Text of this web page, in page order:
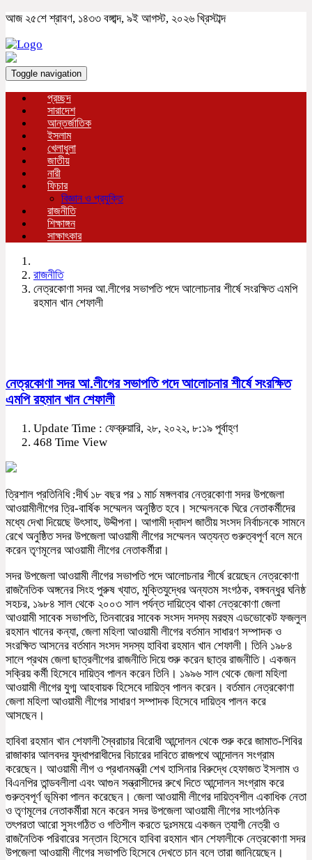
আজ ২৫শে শ্রাবণ, ১৪৩৩ বঙ্গাব্দ, ৯ই আগস্ট, ২০২৬ খ্রিস্টাব্দ
Toggle navigation
প্রচ্ছদ
সারাদেশ
আন্তর্জাতিক
ইসলাম
খেলাধুলা
জাতীয়
নারী
ফিচার
বিজ্ঞান ও প্রযুক্তি
রাজনীতি
শিক্ষাঙ্গন
সাক্ষাৎকার
রাজনীতি
নেত্রকোণা সদর আ.লীগের সভাপতি পদে আলোচনার শীর্ষে সংরক্ষিত এমপি
রহমান খান শেফালী
নেত্রকোণা সদর আ.লীগের সভাপতি পদে আলোচনার শীর্ষে সংরক্ষিত
এমপি রহমান খান শেফালী
Update Time : ফেব্রুয়ারি, ২৮, ২০২২, ৮:১৯ পূর্বাহ্ণ
468 Time View
ত্রিশাল প্রতি‌নি‌ধি :দীর্ঘ ১৮ বছর পর ১ মার্চ মঙ্গলবার নেত্রকোণা সদর উপজেলা
আওয়ামীলীগের ত্রি-বার্ষিক সম্মেলন অনুষ্ঠিত হবে। সম্মেলনকে ঘিরে নেতাকর্মীদের
মধ্যে দেখা দিয়েছে উৎসাহ, উদ্দীপনা। আগামী দ্বাদশ জাতীয় সংসদ নির্বাচনকে সামনে
রেখে অনুষ্ঠিত সদর উপজেলা আওয়ামী লীগের সম্মেলন অত্যন্ত গুরুত্বপূর্ণ বলে মনে
করেন তৃণমূলের আওয়ামী লীগের নেতাকর্মীরা।
সদর উপজেলা আওয়ামী লীগের সভাপতি পদে আলোচনার শীর্ষে রয়েছেন নেত্রকোণা
রাজনৈতিক অঙ্গনের সিংহ পুরুষ খ্যাত, মুক্তিযুদ্ধের অন্যতম সংগঠক, বঙ্গবন্ধুর ঘনিষ্ঠ
সহচর, ১৯৮৪ সাল থেকে ২০০৩ সাল পর্যন্ত দায়িত্বে থাকা নেত্রকোণা জেলা
আওয়ামী সাবেক সভাপতি, তিনবারের সাবেক সংসদ সদস্য মরহুম এডভোকেট ফজলুল
রহমান খানের কন্যা, জেলা মহিলা আওয়ামী লীগের বর্তমান সাধারণ সম্পাদক ও
সংরক্ষিত আসনের বর্তমান সংসদ সদস্য হাবিবা রহমান খান শেফালী। তিনি ১৯৮৪
সালে প্রথম জেলা ছাত্রলীগের রাজনীতি দিয়ে শুরু করেন ছাত্র রাজনীতি। একজন
সক্রিয় কর্মী হিসেবে দায়িত্ব পালন করেন তিনি। ১৯৯৬ সাল থেকে জেলা মহিলা
আওয়ামী লীগের যুগ্ম আহবায়ক হিসেবে দায়িত্ব পালন করেন। বর্তমান নেত্রকোণা
জেলা মহিলা আওয়ামী লীগের সাধারণ সম্পাদক হিসেবে দায়িত্ব পালন করে
আসছেন।
হাবিবা রহমান খান শেফালী স্বৈরাচার বিরোধী আন্দোলন থেকে শুরু করে জামাত-শিবির
রাজাকার আলবদর যুদ্ধাপরাধীদের বিচারের দাবিতে রাজপথে আন্দোলন সংগ্রাম
করেছেন। আওয়ামী লীগ ও প্রধানমন্ত্রী শেখ হাসিনার বিরুদ্ধে হেফাজত ইসলাম ও
বিএনপির তান্ডবলীলা এবং আগুন সন্ত্রাসীদের রুখে দিতে আন্দোলন সংগ্রাম করে
গুরুত্বপূর্ণ ভূমিকা পালন করেছেন। জেলা আওয়ামী লীগের দায়িত্বশীল একাধিক নেতা
ও তৃণমূলের নেতাকর্মীরা মনে করেন সদর উপজেলা আওয়ামী লীগের সাংগঠনিক
তৎপরতা আরো সুসংগঠিত ও গতিশীল করতে দুঃসময়ে একজন ত্যাগী নেত্রী ও
রাজনৈতিক পরিবারের সন্তান হিসেবে হাবিবা রহমান খান শেফালীকে নেত্রকোণা সদর
উপজেলা আওয়ামী লীগের সভাপতি হিসেবে দেখতে চান বলে তারা জানিয়েছেন।